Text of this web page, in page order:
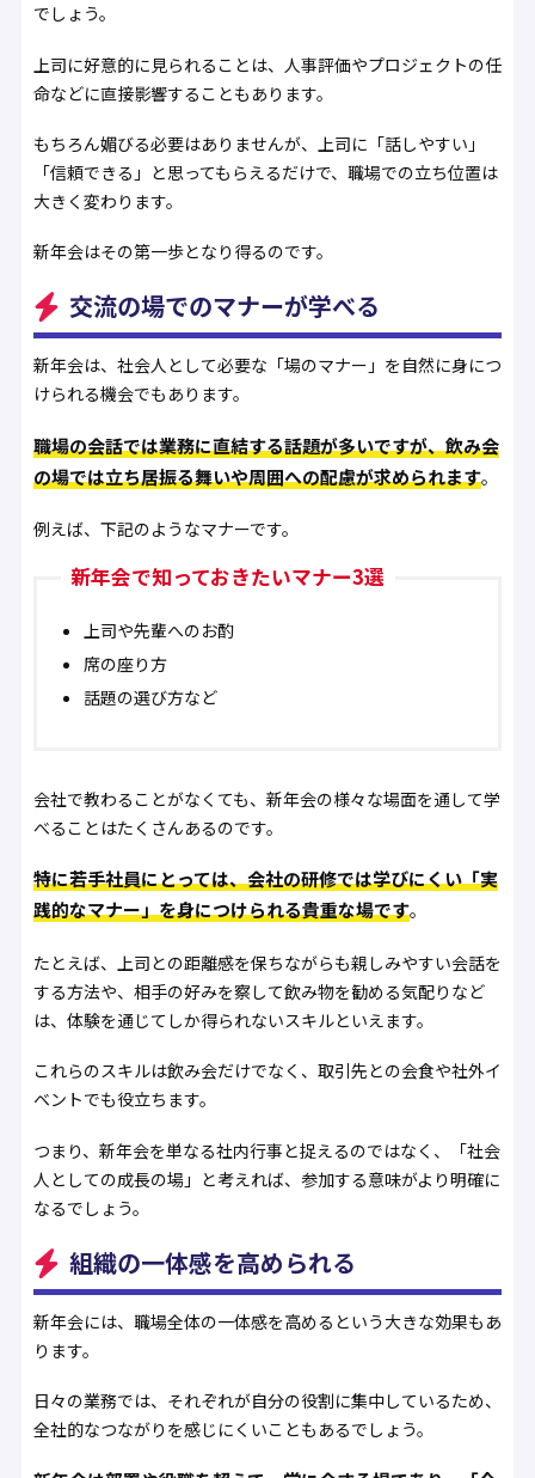
でしょう。
上司に好意的に見られることは、人事評価やプロジェクトの任
命などに直接影響することもあります。
もちろん媚びる必要はありませんが、上司に「話しやすい」
「信頼できる」と思ってもらえるだけで、職場での立ち位置は
大きく変わります。
新年会はその第一歩となり得るのです。
交流の場でのマナーが学べる
新年会は、社会人として必要な「場のマナー」を自然に身につ
けられる機会でもあります。
職場の会話では業務に直結する話題が多いですが、飲み会
の場では立ち居振る舞いや周囲への配慮が求められます。
例えば、下記のようなマナーです。
新年会で知っておきたいマナー3選
上司や先輩へのお酌
席の座り方
話題の選び方など
会社で教わることがなくても、新年会の様々な場面を通して学
べることはたくさんあるのです。
特に若手社員にとっては、会社の研修では学びにくい「実
践的なマナー」を身につけられる貴重な場です。
たとえば、上司との距離感を保ちながらも親しみやすい会話を
する方法や、相手の好みを察して飲み物を勧める気配りなど
は、体験を通じてしか得られないスキルといえます。
これらのスキルは飲み会だけでなく、取引先との会食や社外イ
ベントでも役立ちます。
つまり、新年会を単なる社内行事と捉えるのではなく、「社会
人としての成長の場」と考えれば、参加する意味がより明確に
なるでしょう。
組織の一体感を高められる
新年会には、職場全体の一体感を高めるという大きな効果もあ
ります。
日々の業務では、それぞれが自分の役割に集中しているため、
全社的なつながりを感じにくいこともあるでしょう。